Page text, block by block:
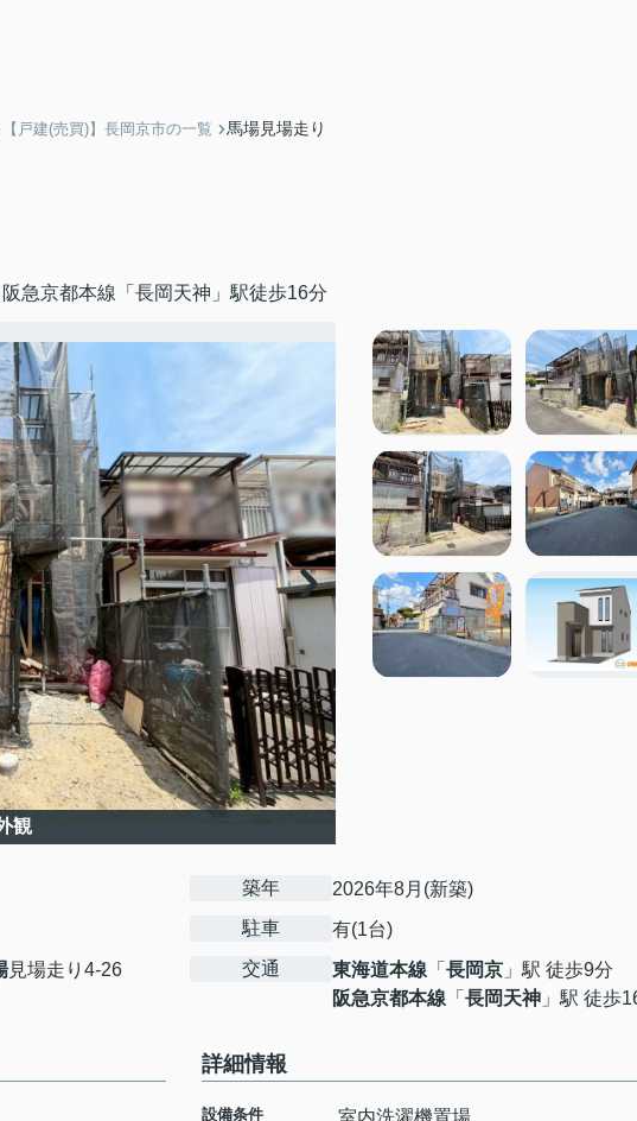
【戸建(売買)】長岡京市の一覧 馬場見場走り
阪急京都本線「長岡天神」駅徒歩16分
観
見場走り4-26
築年
2026年8月(新築)
駐車
有(1台)
交通
東海道本線 「 長岡京 」駅 徒歩9分
阪急京都本線 「 長岡天神 」駅 徒歩
詳細情報
設備条件
室内洗濯機置場